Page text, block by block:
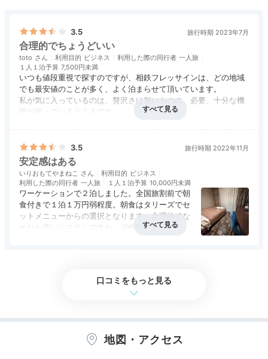
3.5 旅行時期 2023年7月
合理的でちょうどいい
toto 利用目的 ビジネス 利用した際の同行者 一人旅
１人１泊予算 7,500円未満
いつも値段重視で探すのですが、相鉄フレッサインは、どの地域
でも最安値のことが多く、よく泊まらせて頂いています。
私が気に入っているのは、贅沢さは無いものの、必要、十分な機
能が揃っているところです。
そして、部屋の居心地は、静かさ、清潔感、ベッドの寝心地など
の点では、私には十分で、安心して泊まれます。
少し古い感じもしましたが、清潔にしてありました。
朝ごはんは、隣接のカフェのモーニングセットでした。これも私
にはバイキングのように多すぎず、ちょうど良かったです。
3.5 旅行時期 2022年11月
安定感はある
いりおもてやまねこ 利用目的 ビジネス
利用した際の同行者 一人旅 １人１泊予算 10,000円未満
ワーケーションで２泊しました。全国旅割前で朝
食付きで１泊１万円弱程度。朝食はタリーズでセ
ットメニューからの選択となります。合理的でな
かなか良いシステムですね。川崎駅からは若干歩
口コミをもっと見る
地図・アクセス